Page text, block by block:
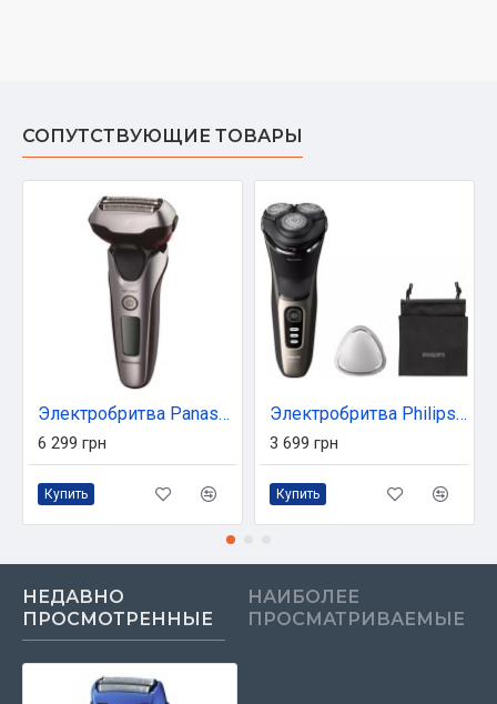
СОПУТСТВУЮЩИЕ ТОВАРЫ
Электробритва Panasonic ES-LT2N (ES-LT2N-S820)
6 299 грн
Купить
Электробритва Philips S3242/12
3 699 грн
Купить
НЕДАВНО
ПРОСМОТРЕННЫЕ
НАИБОЛЕЕ
ПРОСМАТРИВАЕМЫЕ